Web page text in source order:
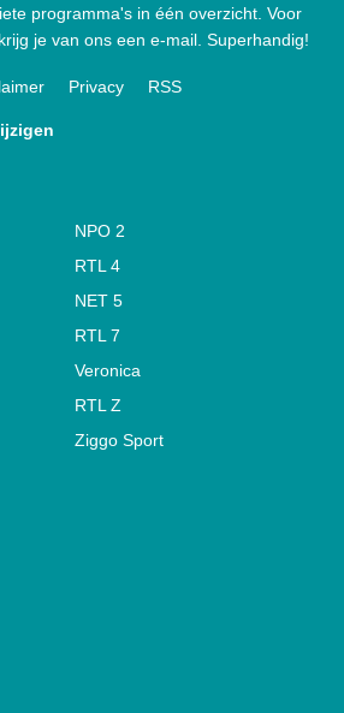
programma's in één overzicht. Voor
je van ons een e-mail. Superhandig!
Privacy RSS
NPO 2
RTL 4
NET 5
RTL 7
Veronica
RTL Z
Ziggo Sport